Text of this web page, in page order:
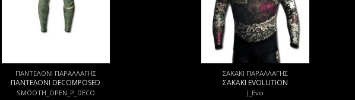
ΠΑΝΤΕΛΟΝΙ ΠΑΡΑΛΛΑΓΗΣ
ΠΑΝΤΕΛΟΝΙ DECOMPOSED
SMOOTH_OPEN_P_DECO
ΣΑΚΑΚΙ ΠΑΡΑΛΛΑΓΗΣ
ΣΑΚΑΚΙ EVOLUTION
J_Evo